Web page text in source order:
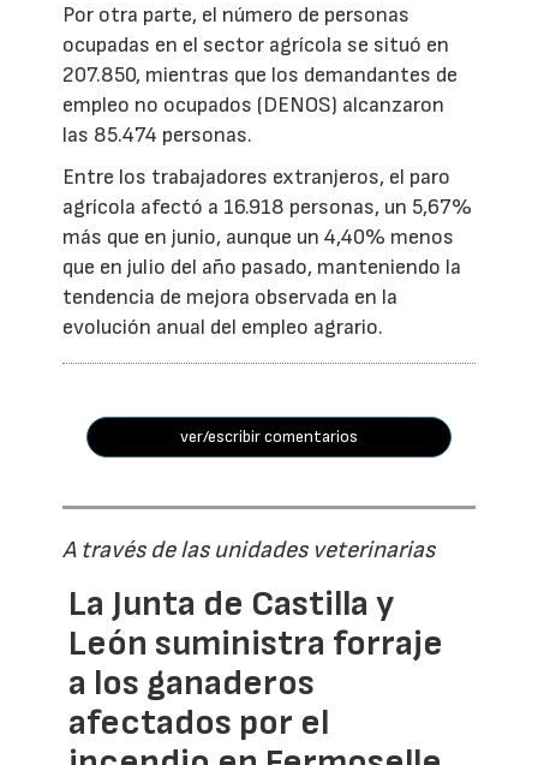
Por otra parte, el número de personas
ocupadas en el sector agrícola se situó en
207.850, mientras que los demandantes de
empleo no ocupados (DENOS) alcanzaron
las 85.474 personas.
Entre los trabajadores extranjeros, el paro
agrícola afectó a 16.918 personas, un 5,67%
más que en junio, aunque un 4,40% menos
que en julio del año pasado, manteniendo la
tendencia de mejora observada en la
evolución anual del empleo agrario.
ver/escribir comentarios
A través de las unidades veterinarias
La Junta de Castilla y
León suministra forraje
a los ganaderos
afectados por el